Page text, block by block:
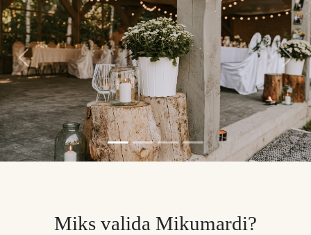
Eelmine
Miks valida Mikumardi?